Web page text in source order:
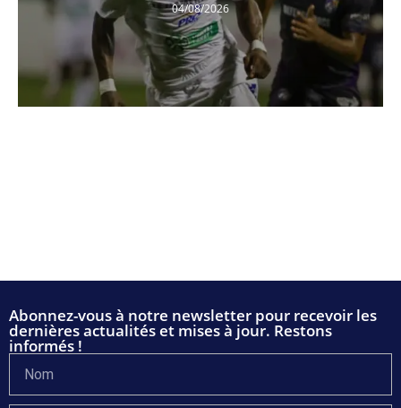
04/08/2026
Abonnez-vous à notre newsletter pour recevoir les
dernières actualités et mises à jour. Restons
informés !